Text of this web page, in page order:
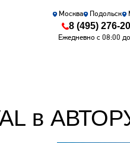
Москва Подольск
8 (495) 276-
Ежедневно с 08:00
в